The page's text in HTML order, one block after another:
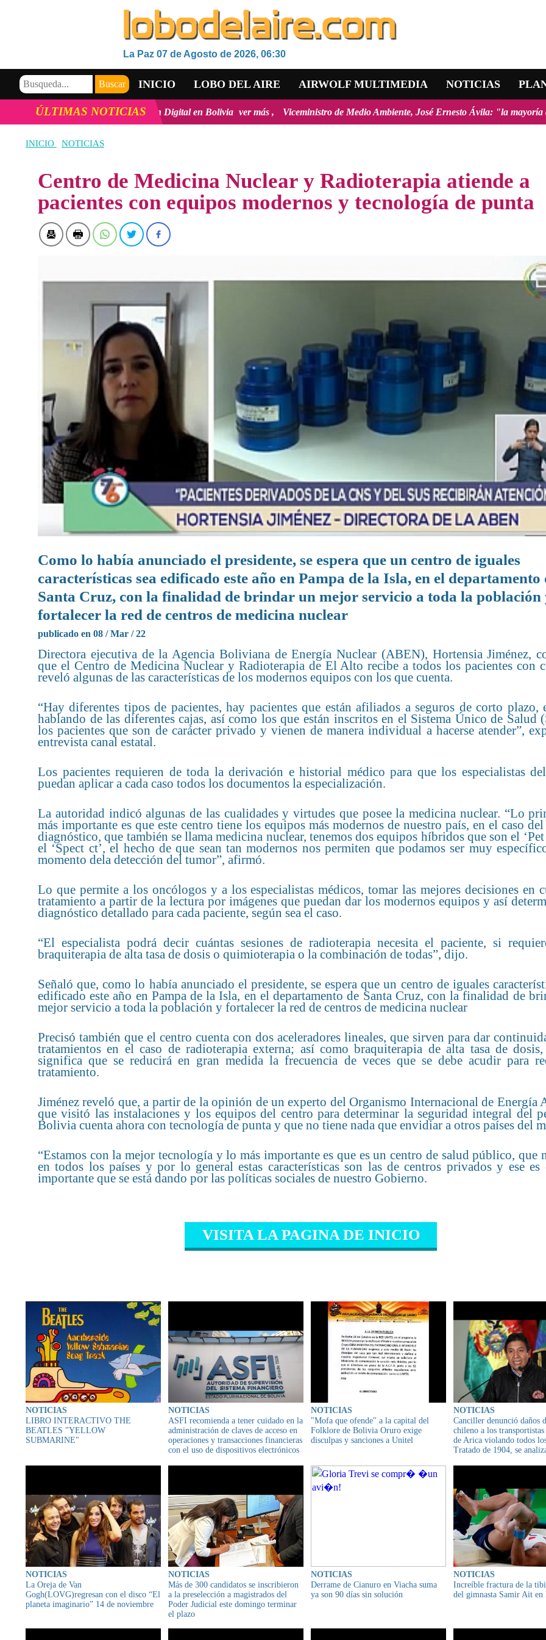
La Paz 07 de Agosto de 2026, 06:30
INICIO LOBO DEL AIRE AIRWOLF MULTIMEDIA NOTICIAS
VIDEOS
ÚLTIMAS NOTICIAS
y la inclusión Digital en Bolivia ver más Viceministro de Medio Ambiente, José Ernesto Ávila: "la mayoría de los
INICIO NOTICIAS
Centro de Medicina Nuclear y Radioterapia atiende a
pacientes con equipos modernos y tecnología de punta
Como lo había anunciado el presidente, se espera que un centro de iguales
características sea edificado este año en Pampa de la Isla, en el departamento
Santa Cruz, con la finalidad de brindar un mejor servicio a toda la población
fortalecer la red de centros de medicina nuclear
publicado en 08 / Mar / 22
Directora ejecutiva de la Agencia Boliviana de Energía Nuclear (ABEN), Hortensia Jiménez,
que el Centro de Medicina Nuclear y Radioterapia de El Alto recibe a todos los pacientes con
reveló algunas de las características de los modernos equipos con los que cuenta.
“Hay diferentes tipos de pacientes, hay pacientes que están afiliados a seguros de corto plazo,
hablando de las diferentes cajas, así como los que están inscritos en el Sistema Único de Salud
los pacientes que son de carácter privado y vienen de manera individual a hacerse atender”,
entrevista canal estatal.
Los pacientes requieren de toda la derivación e historial médico para que los especialistas
puedan aplicar a cada caso todos los documentos la especialización.
La autoridad indicó algunas de las cualidades y virtudes que posee la medicina nuclear. “Lo
más importante es que este centro tiene los equipos más modernos de nuestro país, en el caso del
diagnóstico, que también se llama medicina nuclear, tenemos dos equipos híbridos que son el ‘Pet
el ‘Spect ct’, el hecho de que sean tan modernos nos permiten que podamos ser muy
momento dela detección del tumor”, afirmó.
Lo que permite a los oncólogos y a los especialistas médicos, tomar las mejores decisiones en
tratamiento a partir de la lectura por imágenes que puedan dar los modernos equipos y así
diagnóstico detallado para cada paciente, según sea el caso.
“El especialista podrá decir cuántas sesiones de radioterapia necesita el paciente, si
braquiterapia de alta tasa de dosis o quimioterapia o la combinación de todas”, dijo.
Señaló que, como lo había anunciado el presidente, se espera que un centro de iguales
edificado este año en Pampa de la Isla, en el departamento de Santa Cruz, con la finalidad de
mejor servicio a toda la población y fortalecer la red de centros de medicina nuclear
Precisó también que el centro cuenta con dos aceleradores lineales, que sirven para dar
tratamientos en el caso de radioterapia externa; así como braquiterapia de alta tasa de
significa que se reducirá en gran medida la frecuencia de veces que se debe acudir para
tratamiento.
Jiménez reveló que, a partir de la opinión de un experto del Organismo Internacional de Energía
que visitó las instalaciones y los equipos del centro para determinar la seguridad integral del
Bolivia cuenta ahora con tecnología de punta y que no tiene nada que envidiar a otros países del
“Estamos con la mejor tecnología y lo más importante es que es un centro de salud público, que
en todos los países y por lo general estas características son las de centros privados y ese es
importante que se está dando por las políticas sociales de nuestro Gobierno.
VISITA LA PAGINA DE INICIO
NOTICIAS
LIBRO INTERACTIVO THE
BEATLES "YELLOW
SUBMARINE"
NOTICIAS
ASFI recomienda a tener cuidado en la
administración de claves de acceso en
operaciones y transacciones financieras
con el uso de dispositivos electrónicos
NOTICIAS
"Mofa que ofende" a la capital del
Folklore de Bolivia Oruro exige
disculpas y sanciones a Unitel
NOTICIAS
Canciller denunció daños
chileno a los
de Arica violando todos
Tratado de 1904, se
NOTICIAS
La Oreja de Van
Gogh(LOVG)regresan con el disco “El
planeta imaginario” 14 de noviembre
NOTICIAS
Más de 300 candidatos se inscribieron
a la preselección a magistrados del
Poder Judicial este domingo terminar
el plazo
NOTICIAS
Derrame de Cianuro en Viacha suma
ya son 90 días sin solución
NOTICIAS
Increíble fractura de la
del gimnasta Samir Ait en